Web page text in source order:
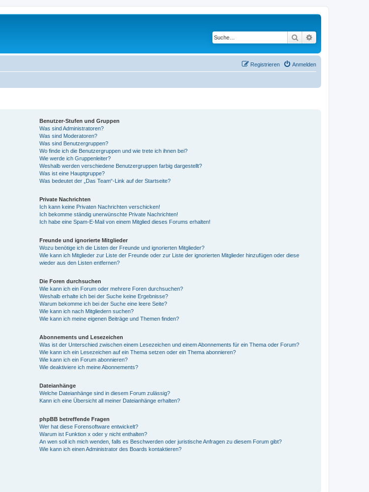
Suche
Anmelden
Registrieren
Benutzer-Stufen und Gruppen
Was sind Administratoren?
Was sind Moderatoren?
Was sind Benutzergruppen?
Wo finde ich die Benutzergruppen und wie trete ich ihnen bei?
Wie werde ich Gruppenleiter?
Weshalb werden verschiedene Benutzergruppen farbig dargestellt?
Was ist eine Hauptgruppe?
Was bedeutet der „Das Team“-Link auf der Startseite?
Private Nachrichten
Ich kann keine Privaten Nachrichten verschicken!
Ich bekomme ständig unerwünschte Private Nachrichten!
Ich habe eine Spam-E-Mail von einem Mitglied dieses Forums erhalten!
Freunde und ignorierte Mitglieder
Wozu benötige ich die Listen der Freunde und ignorierten Mitglieder?
Wie kann ich Mitglieder zur Liste der Freunde oder zur Liste der ignorierten Mitglieder hinzufügen oder diese
wieder aus den Listen entfernen?
Die Foren durchsuchen
Wie kann ich ein Forum oder mehrere Foren durchsuchen?
Weshalb erhalte ich bei der Suche keine Ergebnisse?
Warum bekomme ich bei der Suche eine leere Seite?
Wie kann ich nach Mitgliedern suchen?
Wie kann ich meine eigenen Beiträge und Themen finden?
Abonnements und Lesezeichen
Was ist der Unterschied zwischen einem Lesezeichen und einem Abonnements für ein Thema oder Forum?
Wie kann ich ein Lesezeichen auf ein Thema setzen oder ein Thema abonnieren?
Wie kann ich ein Forum abonnieren?
Wie deaktiviere ich meine Abonnements?
Dateianhänge
Welche Dateianhänge sind in diesem Forum zulässig?
Kann ich eine Übersicht all meiner Dateianhänge erhalten?
phpBB betreffende Fragen
Wer hat diese Forensoftware entwickelt?
Warum ist Funktion x oder y nicht enthalten?
An wen soll ich mich wenden, falls es Beschwerden oder juristische Anfragen zu diesem Forum gibt?
Wie kann ich einen Administrator des Boards kontaktieren?